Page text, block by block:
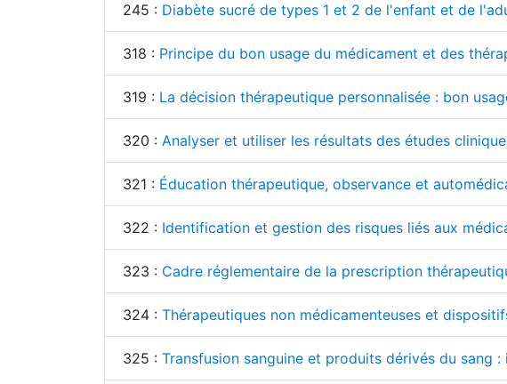
245 : Diabète sucré de types 1 et 2 de l'enfant et de
318 : Principe du bon usage du médicament et des
319 : La décision thérapeutique personnalisée : bon
320 : Analyser et utiliser les résultats des études
321 : Éducation thérapeutique, observance et
322 : Identification et gestion des risques liés aux
323 : Cadre réglementaire de la prescription
324 : Thérapeutiques non médicamenteuses et
325 : Transfusion sanguine et produits dérivés du sang